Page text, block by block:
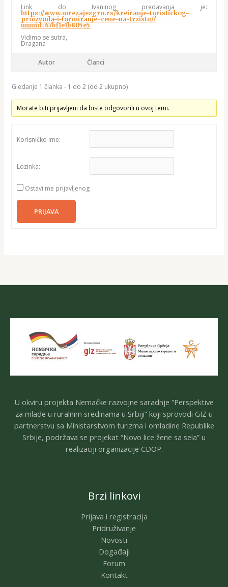
Link do Ivaninog predavanja je:
https://www.mrezajezgro.rs/kreiranje-turistickog-
proizvoda-i-formiranje-cene-na-trzistu/?
umuid=67bf1e1b805e5
Vidimo se sutra,
Dragana
Autor Članci
Gledanje 1 članka - 1 do 2 (od 2 ukupno)
Morate biti prijavljeni da biste odgovorili u ovoj temi.
Korisničko ime:
Lozinka:
Ostavi me prijavljenog
PRIJAVA
U okviru projekta Nemačke razvojne saradnje “Perspektive
za mlade u ruralnim sredinama u Srbiji” koji sprovodi GIZ u
partnerstvu sa Ministarstvom turizma i omladine Republike
Srbije, podržava se projekat “Novo lice žene sa sela” u
realizaciji organizacije CDOP.
Brzi linkovi
Prijava i registracija
Pridruživanje
Novosti
Događaji
Forum
Kontakt